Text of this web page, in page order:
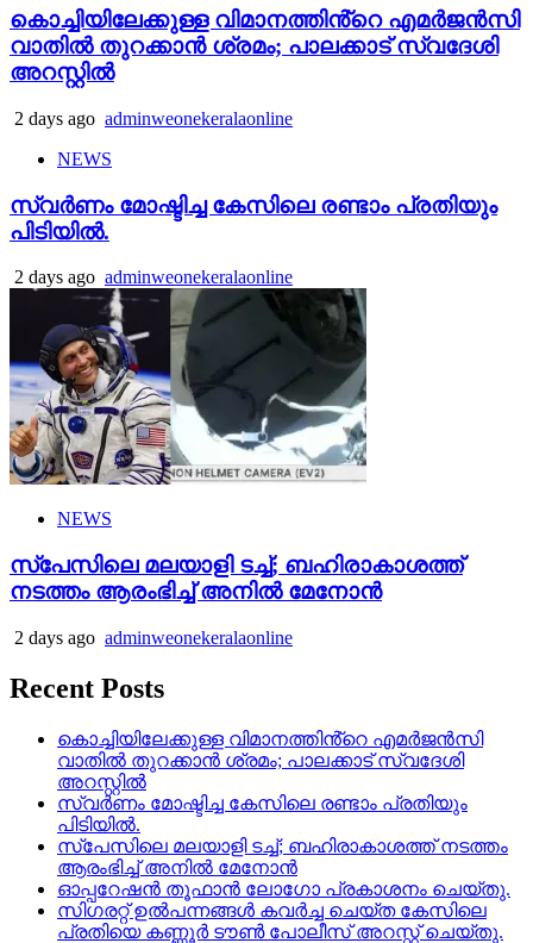
കൊച്ചിയിലേക്കുള്ള വിമാനത്തിൻ്റെ എമര്‍ജന്‍സി
വാതില്‍ തുറക്കാന്‍ ശ്രമം; പാലക്കാട് സ്വദേശി
അറസ്റ്റില്‍
2 days ago adminweonekeralaonline
NEWS
സ്വർണം മോഷ്ടിച്ച കേസിലെ രണ്ടാം പ്രതിയും
പിടിയിൽ.
2 days ago adminweonekeralaonline
NEWS
സ്‌പേസിലെ മലയാളി ടച്ച്; ബഹിരാകാശത്ത്
നടത്തം ആരംഭിച്ച് അനില്‍ മേനോന്‍
2 days ago adminweonekeralaonline
Recent Posts
കൊച്ചിയിലേക്കുള്ള വിമാനത്തിൻ്റെ എമര്‍ജന്‍സി
വാതില്‍ തുറക്കാന്‍ ശ്രമം; പാലക്കാട് സ്വദേശി
അറസ്റ്റില്‍
സ്വർണം മോഷ്ടിച്ച കേസിലെ രണ്ടാം പ്രതിയും
പിടിയിൽ.
സ്‌പേസിലെ മലയാളി ടച്ച്; ബഹിരാകാശത്ത് നടത്തം
ആരംഭിച്ച് അനില്‍ മേനോന്‍
ഓപ്പറേഷൻ തൂഫാൻ ലോഗോ പ്രകാശനം ചെയ്തു.
സിഗരറ്റ് ഉൽപന്നങ്ങൾ കവർച്ച ചെയ്ത കേസിലെ
പ്രതിയെ കണ്ണൂർ ടൗൺ പോലീസ് അറസ്റ്റ് ചെയ്തു.